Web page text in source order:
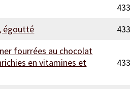
433
égoutté
433
fourrées au chocolat
en vitamines et
433